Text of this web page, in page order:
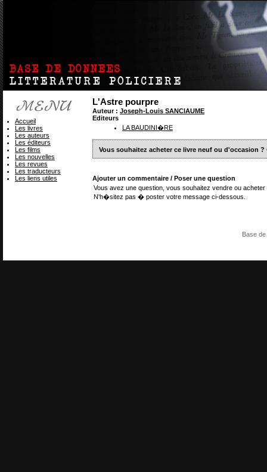
L'Astre pourpre
Auteur : Joseph-Louis SANCIAUME
Editeurs
LA BAUDINI�RE
Vous souhaitez acheter ce livre neuf ou d'occasion ?
Ajouter un commentaire / Poser une question
Vous avez une question, vous souhaitez vendre ou
N'h�sitez pas � poster votre message ci-dessous.
Accueil
Les livres
Les auteurs
Les éditeurs
Les films
Les nouvelles
Les revues
Les traducteurs
Les liens utiles
Base